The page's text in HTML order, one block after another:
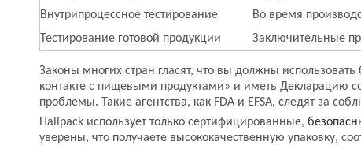
Внутрипроцессное тестирование
Во время
Тестирование готовой продукции
Заключительные
Законы многих стран гласят, что вы должны
контакте с пищевыми продуктами» и иметь Декларацию
проблемы. Такие агентства, как FDA и EFSA, следят за
Hallpack использует только сертифицированные,
уверены, что получаете высококачественную упаковку,